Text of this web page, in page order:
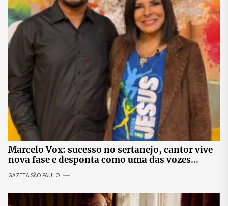
Marcelo Vox: sucesso no sertanejo, cantor vive
nova fase e desponta como uma das vozes
promissoras da música gospel
GAZETA SÃO PAULO